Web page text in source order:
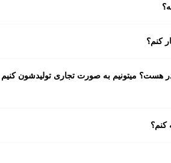
کنم؟
هست؟ میتونیم به صورت تجاری تولیدشون
کنم؟